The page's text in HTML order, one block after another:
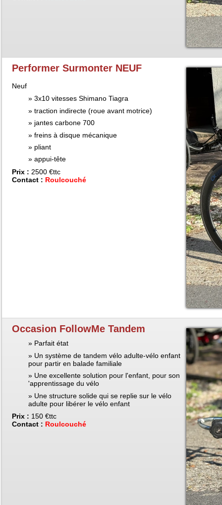
Performer Surmonter NEUF
Neuf
3x10 vitesses Shimano Tiagra
traction indirecte (roue avant motrice)
jantes carbone 700
freins à disque mécanique
pliant
appui-tête
Prix : 2500 €ttc
Contact : Roulcouché
Occasion FollowMe Tandem
Parfait état
Un système de tandem vélo adulte-vélo enfant
pour partir en balade familiale
Une excellente solution pour l'enfant, pour son
'apprentissage du vélo
Une structure solide qui se replie sur le vélo
adulte pour libérer le vélo enfant
Prix : 150 €ttc
Contact : Roulcouché